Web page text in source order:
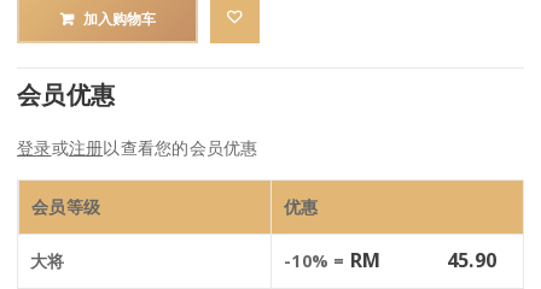
加入购物车
会员优惠
登录或注册以查看您的会员优惠
会员等级 优惠
大将 -10% = RM 45.90